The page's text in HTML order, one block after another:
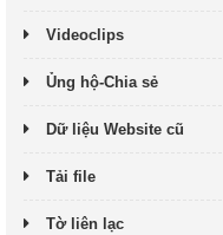
Videoclips
Ủng hộ-Chia sẻ
Dữ liệu Website cũ
Tải file
Tờ liên lạc